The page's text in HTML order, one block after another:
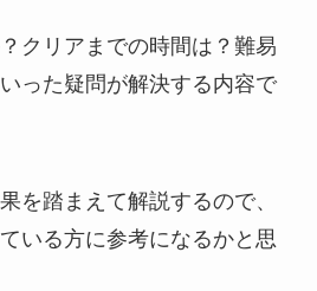
クリアまでの時間は？難易
った疑問が解決する内容で
を踏まえて解説するので、
いる方に参考になるかと思